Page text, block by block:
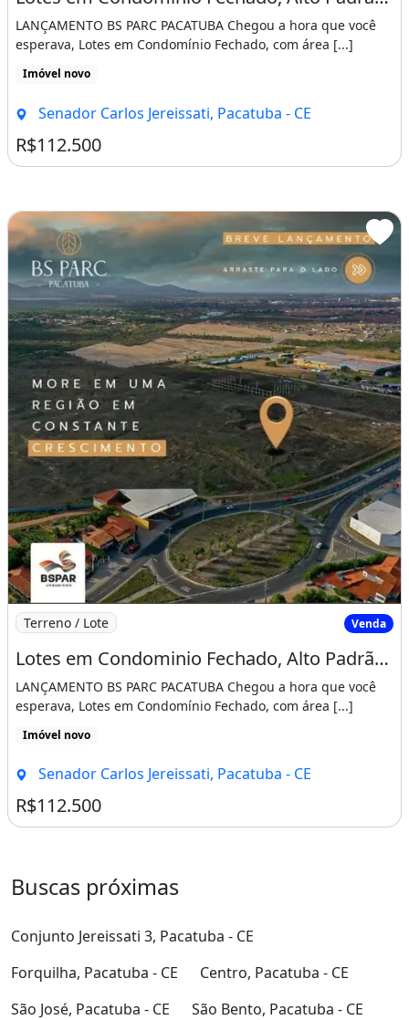
LANÇAMENTO BS PARC PACATUBA Chegou a hora que você
esperava, Lotes em Condomínio Fechado, com área [...]
Imóvel novo
Senador Carlos Jereissati, Pacatuba - CE
R$112.500
Imagem: Lotes em Condominio Fechado, Alto Padrão
Terreno / Lote Venda
Lotes em Condominio Fechado, Alto Padrão, as Margens da Ce-060. Incontinentemente
LANÇAMENTO BS PARC PACATUBA Chegou a hora que você
esperava, Lotes em Condomínio Fechado, com área [...]
Imóvel novo
Senador Carlos Jereissati, Pacatuba - CE
R$112.500
Buscas próximas
Conjunto Jereissati 3, Pacatuba - CE
Forquilha, Pacatuba - CE
Centro, Pacatuba - CE
São José, Pacatuba - CE
São Bento, Pacatuba - CE